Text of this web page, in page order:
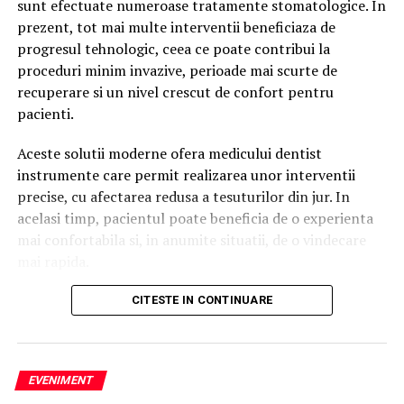
Un utilizator căuta:
agenție SEO
Google afișa o listă de rezultate.
Persoana analiza mai multe site-uri și decidea ce
companie să contacteze.
Astăzi, aceeași persoană poate întreba:
sunt efectuate numeroase tratamente stomatologice. In
prezent, tot mai multe interventii beneficiaza de
progresul tehnologic, ceea ce poate contribui la
proceduri minim invazive, perioade mai scurte de
recuperare si un nivel crescut de confort pentru
pacienti.
Aceste solutii moderne ofera medicului dentist
instrumente care permit realizarea unor interventii
precise, cu afectarea redusa a tesuturilor din jur. In
acelasi timp, pacientul poate beneficia de o experienta
mai confortabila si, in anumite situatii, de o vindecare
Printre inovatiile utilizate tot mai frecvent in
numeroase proceduri care pot beneficia de
functionalitatile acestei tehnologii. Multi pacienti au
auzit despre laser dentar, insa nu toti cunosc situatiile
CITESTE IN CONTINUARE
EVENIMENT